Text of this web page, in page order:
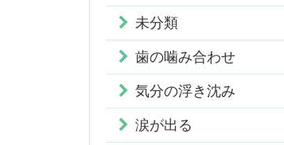
未分類
歯の噛み合わせ
気分の浮き沈み
涙が出る